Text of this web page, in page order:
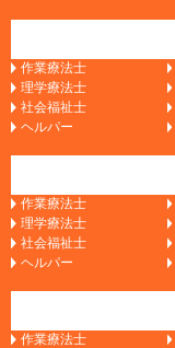
作業療法士
理学療法士
社会福祉士
ヘルパー
作業療法士
理学療法士
社会福祉士
ヘルパー
作業療法士